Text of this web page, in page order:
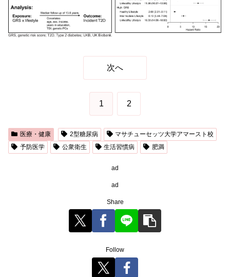
次へ
1 2
医療・健康 2型糖尿病
マサチューセッツ大学アマースト校
予防医学
公衆衛生 生活習慣病 肥満
ad
ad
Share
Follow